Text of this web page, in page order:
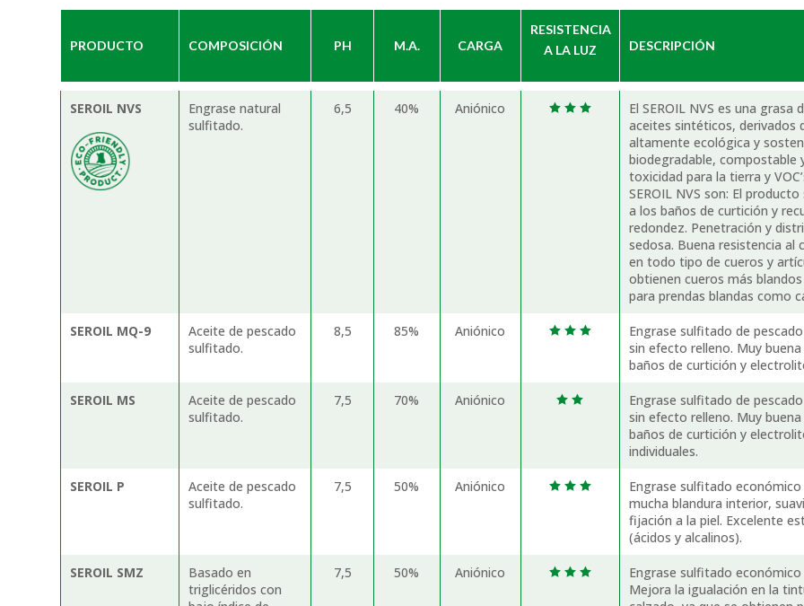
PRODUCTO
SEROIL NVS
SEROIL MQ-9
SEROIL MS
SEROIL P
SEROIL SMZ
COMPOSICIÓN
Engrase natural
sulfitado.
Aceite de pescado
sulfitado.
Aceite de pescado
sulfitado.
Aceite de pescado
sulfitado.
Basado en
triglicéridos con
PH
6,5
8,5
7,5
7,5
7,5
M.A.
40%
85%
70%
50%
50%
CARGA
Aniónico
Aniónico
Aniónico
Aniónico
Aniónico
RESISTENCIA
A LA LUZ
  
  
 
  
  
DESCRIPCIÓN
El SEROIL NVS es una
aceites sintéticos, derivados
altamente ecológica y
biodegradable, compostable
toxicidad para la tierra y
SEROIL NVS son: El
a los baños de curtición y
redondez. Penetración y
sedosa. Buena resistencia al
en todo tipo de cueros y
obtienen cueros más
para prendas blandas como
Engrase sulfitado de
sin efecto relleno. Muy
baños de curtición y
Engrase sulfitado de
sin efecto relleno. Muy
baños de curtición y
individuales.
Engrase sulfitado
mucha blandura interior,
fijación a la piel. Excelente
(ácidos y alcalinos).
Engrase sulfitado
Mejora la igualación en la